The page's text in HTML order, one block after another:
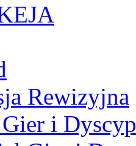
Rewizyjna
Gier i